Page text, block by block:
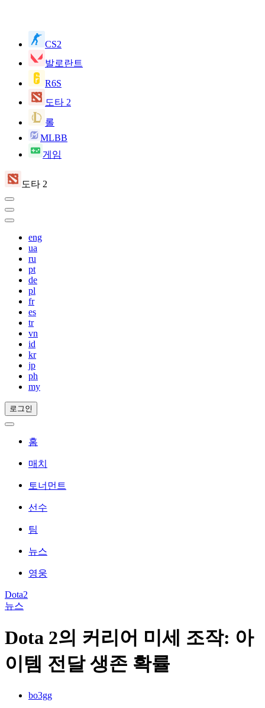
CS2
발로란트
R6S
도타 2
롤
MLBB
게임
도타 2
eng
ua
ru
pt
de
pl
fr
es
tr
vn
id
kr
jp
ph
my
로그인
홈
매치
토너먼트
선수
팀
뉴스
영웅
Dota2
뉴스
Dota 2의 커리어 미세 조작: 아
이템 전달 생존 확률
bo3gg